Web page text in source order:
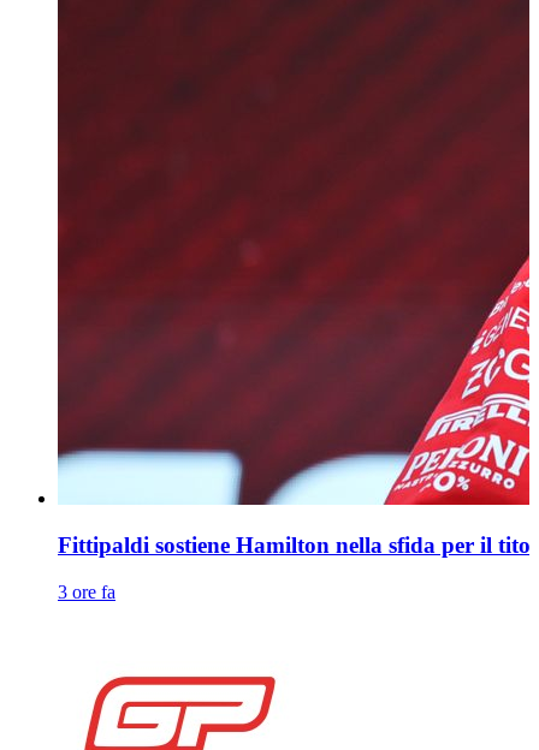
Fittipaldi sostiene Hamilton nella sfida per il
3 ore fa